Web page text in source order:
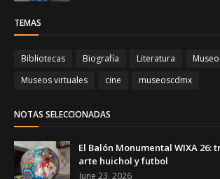
TEMAS
Bibliotecas Biografía Literatura
Museos virtuales
cine museoscdmx
NOTAS SELECCIONADAS
El Balón Monumental WIXA
arte huichol y futbol
June 23, 2026